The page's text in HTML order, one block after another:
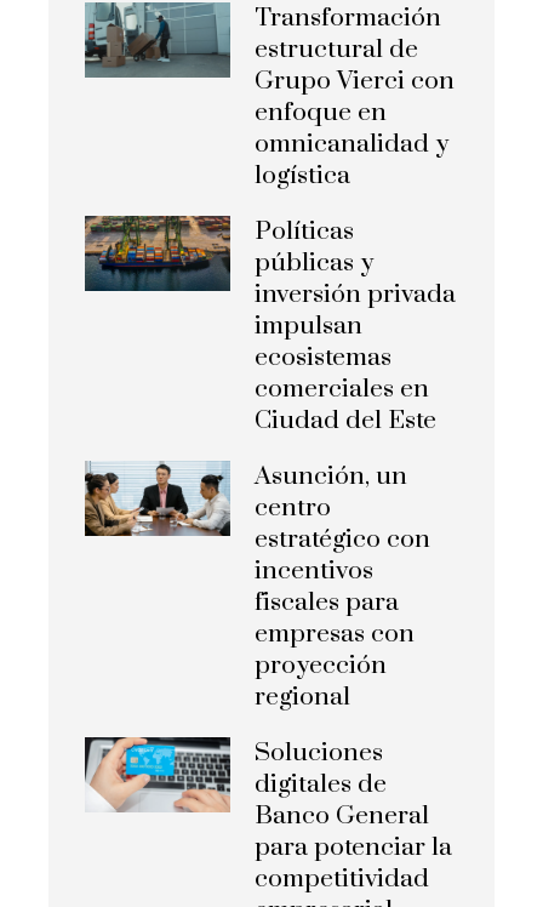
Transformación
estructural de
Grupo Vierci con
enfoque en
omnicanalidad y
logística
Políticas
públicas y
inversión privada
impulsan
ecosistemas
comerciales en
Ciudad del Este
Asunción, un
centro
estratégico con
incentivos
fiscales para
empresas con
proyección
regional
Soluciones
digitales de
Banco General
para potenciar la
competitividad